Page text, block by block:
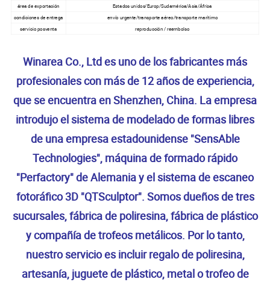
área de exportación Estados unidos/Europ/Sudamérica/Asia/África
condiciones de entrega
envío urgente/transporte aéreo/transporte marítimo
servicio posventa
reproducción / reembolso
Winarea Co., Ltd es uno de los fabricantes más
profesionales con más de 12 años de experiencia,
que se encuentra en Shenzhen, China. La empresa
introdujo el sistema de modelado de formas libres
de una empresa estadounidense "SensAble
Technologies", máquina de formado rápido
"Perfactory" de Alemania y el sistema de escaneo
fotoráfico 3D "QTSculptor". Somos dueños de tres
sucursales, fábrica de poliresina, fábrica de plástico
y compañía de trofeos metálicos. Por lo tanto,
nuestro servicio es incluir regalo de poliresina,
artesanía, juguete de plástico, metal o trofeo de